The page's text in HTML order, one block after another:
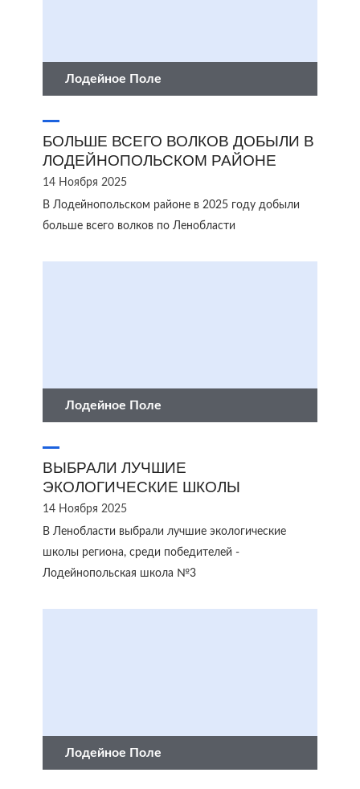
Лодейное Поле
БОЛЬШЕ ВСЕГО ВОЛКОВ ДОБЫЛИ В
ЛОДЕЙНОПОЛЬСКОМ РАЙОНЕ
14 Ноября 2025
В Лодейнопольском районе в 2025 году добыли
больше всего волков по Ленобласти
Лодейное Поле
ВЫБРАЛИ ЛУЧШИЕ
ЭКОЛОГИЧЕСКИЕ ШКОЛЫ
14 Ноября 2025
В Ленобласти выбрали лучшие экологические
школы региона, среди победителей -
Лодейнопольская школа №3
Лодейное Поле